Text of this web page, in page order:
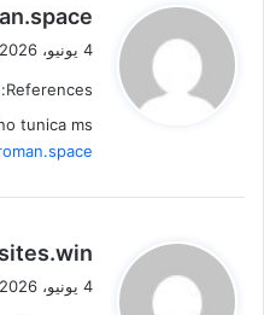
ي
ق
ل
4 يونيو، 2026 الساعة 12:49 ص
References:
tunica ms
ي
ق
4 يونيو، 2026 الساعة 1:05 ص